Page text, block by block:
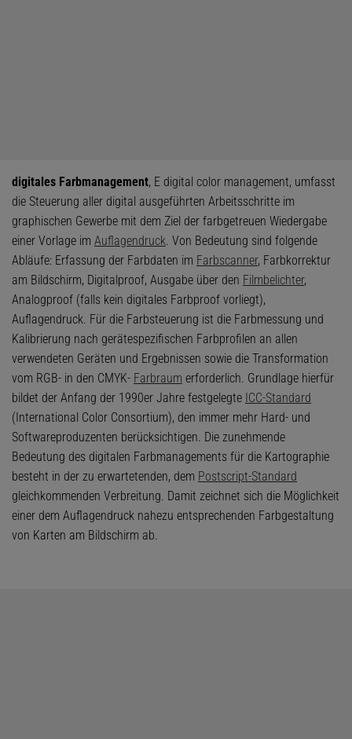
digitales Farbmanagement, E digital color management, umfasst
die Steuerung aller digital ausgeführten Arbeitsschritte im
graphischen Gewerbe mit dem Ziel der farbgetreuen Wiedergabe
einer Vorlage im Auflagendruck. Von Bedeutung sind folgende
Abläufe: Erfassung der Farbdaten im Farbscanner, Farbkorrektur
am Bildschirm, Digitalproof, Ausgabe über den Filmbelichter,
Analogproof (falls kein digitales Farbproof vorliegt),
Auflagendruck. Für die Farbsteuerung ist die Farbmessung und
Kalibrierung nach gerätespezifischen Farbprofilen an allen
verwendeten Geräten und Ergebnissen sowie die Transformation
vom RGB- in den CMYK- Farbraum erforderlich. Grundlage hierfür
bildet der Anfang der 1990er Jahre festgelegte ICC-Standard
(International Color Consortium), den immer mehr Hard- und
Softwareproduzenten berücksichtigen. Die zunehmende
Bedeutung des digitalen Farbmanagements für die Kartographie
besteht in der zu erwartetenden, dem Postscript-Standard
gleichkommenden Verbreitung. Damit zeichnet sich die Möglichkeit
einer dem Auflagendruck nahezu entsprechenden Farbgestaltung
von Karten am Bildschirm ab.